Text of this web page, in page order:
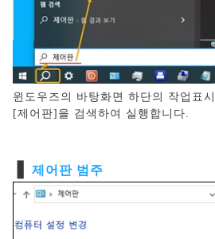
윈도우즈의 바탕화면 하단의 작업표
[제어판]을 검색하여 실행합니다.
제어판 범주